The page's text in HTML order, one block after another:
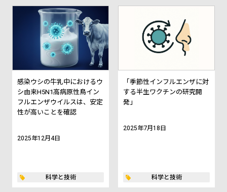
感染ウシの牛乳中におけるウ
シ由来H5N1高病原性鳥イン
フルエンザウイルスは、安定
性が高いことを確認
2025年12月4日
科学と技術
「季節性インフルエンザに対
する半生ワクチンの研究開
発」
2025年7月18日
科学と技術